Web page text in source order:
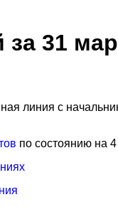
31
линия с
по состоянию на